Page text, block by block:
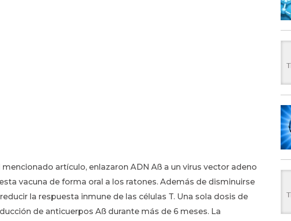
artículo, enlazaron ADN Aß a un virus vector adeno
vacuna de forma oral a los ratones. Además de disminuirse
la respuesta inmune de las células T. Una sola dosis de
de anticuerpos Aß durante más de 6 meses. La